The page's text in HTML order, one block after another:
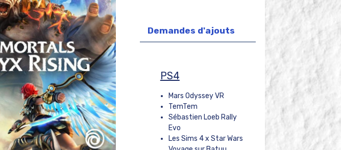
Demandes d'ajouts
PS4
Mars Odyssey VR
TemTem
Sébastien Loeb Rally
Evo
Les Sims 4 x Star Wars